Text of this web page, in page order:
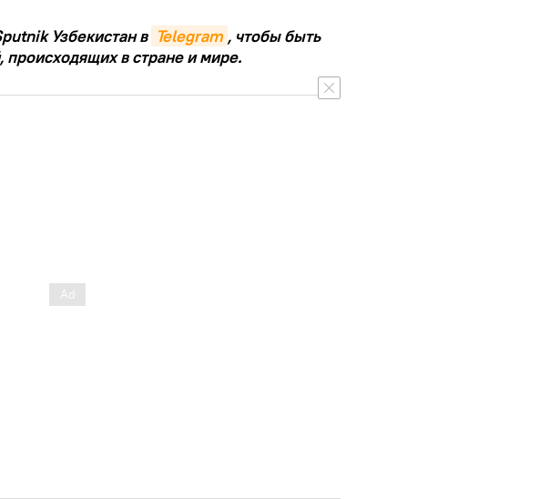
Узбекистан в Telegram , чтобы быть
происходящих в стране и мире.